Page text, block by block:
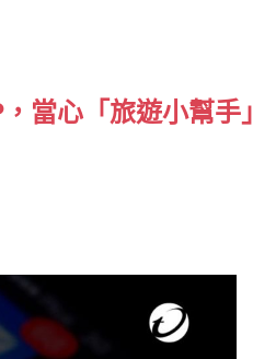
當心「旅遊小幫手」